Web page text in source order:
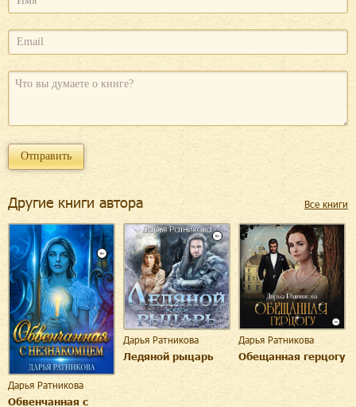
Другие книги автора Все книги
Дарья Ратникова
Обвенчанная с
Дарья Ратникова
Ледяной рыцарь
Дарья Ратникова
Обещанная герцогу